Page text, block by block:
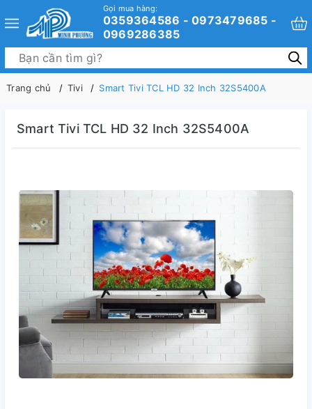
Gọi mua hàng:
0359364586 - 0973479685 -
0969286385
Trang chủ Tivi Smart Tivi TCL HD 32 Inch 32S5400A
Smart Tivi TCL HD 32 Inch 32S5400A